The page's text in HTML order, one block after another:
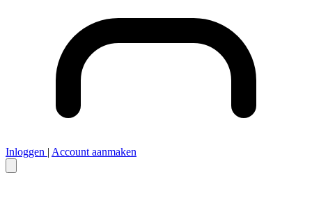
Inloggen | Account aanmaken